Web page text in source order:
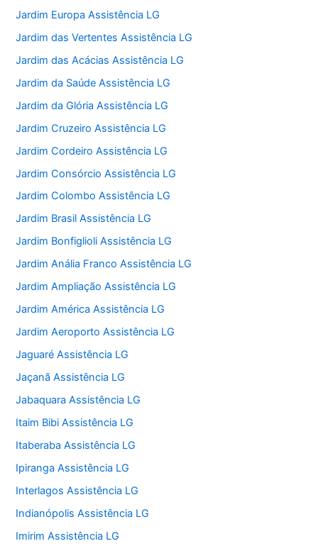
Jardim Europa Assistência LG
Jardim das Vertentes Assistência LG
Jardim das Acácias Assistência LG
Jardim da Saúde Assistência LG
Jardim da Glória Assistência LG
Jardim Cruzeiro Assistência LG
Jardim Cordeiro Assistência LG
Jardim Consórcio Assistência LG
Jardim Colombo Assistência LG
Jardim Brasil Assistência LG
Jardim Bonfiglioli Assistência LG
Jardim Anália Franco Assistência LG
Jardim Ampliação Assistência LG
Jardim América Assistência LG
Jardim Aeroporto Assistência LG
Jaguaré Assistência LG
Jaçanã Assistência LG
Jabaquara Assistência LG
Itaim Bibi Assistência LG
Itaberaba Assistência LG
Ipiranga Assistência LG
Interlagos Assistência LG
Indianópolis Assistência LG
Imirim Assistência LG